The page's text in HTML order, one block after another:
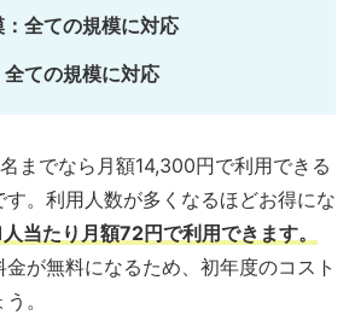
全ての規模に対応
ての規模に対応
までなら月額14,300円で利用できる
。利用人数が多くなるほどお得にな
当たり月額72円で利用できます。
が無料になるため、初年度のコスト
。